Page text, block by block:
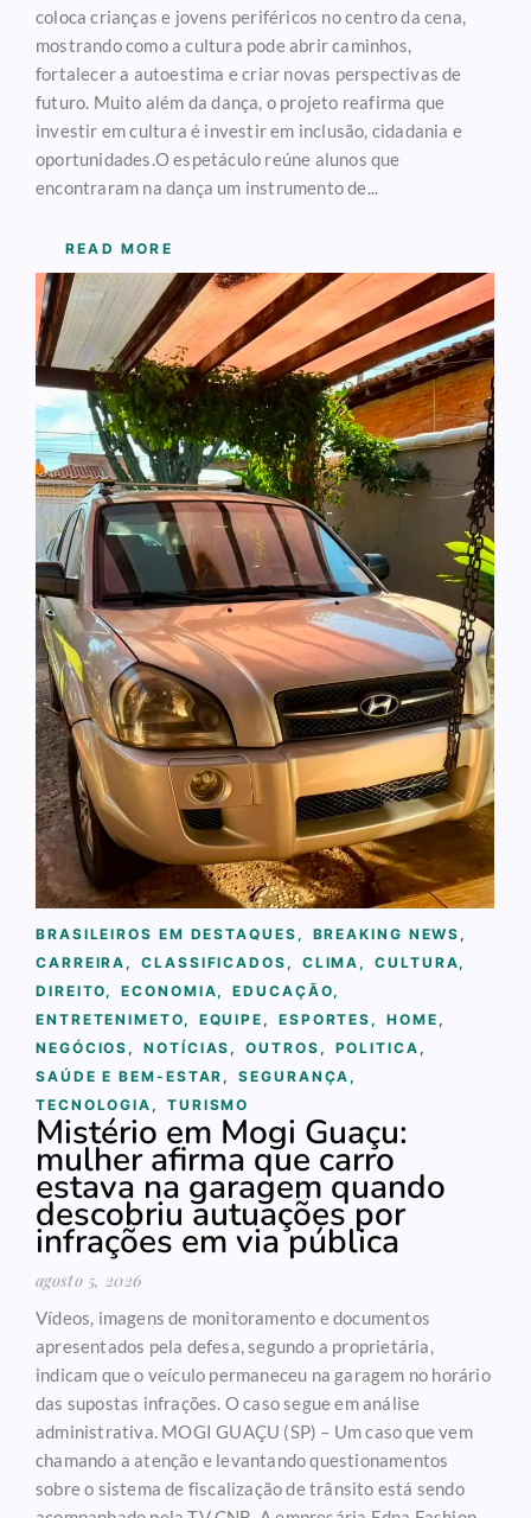
coloca crianças e jovens periféricos no centro da cena,
mostrando como a cultura pode abrir caminhos,
fortalecer a autoestima e criar novas perspectivas de
futuro. Muito além da dança, o projeto reafirma que
investir em cultura é investir em inclusão, cidadania e
oportunidades.O espetáculo reúne alunos que
encontraram na dança um instrumento de...
READ MORE
BRASILEIROS EM DESTAQUES , BREAKING NEWS ,
CARREIRA , CLASSIFICADOS , CLIMA , CULTURA,
DIREITO, ECONOMIA, EDUCAÇÃO,
ENTRETENIMETO, EQUIPE , ESPORTES , HOME ,
NEGÓCIOS , NOTÍCIAS , OUTROS , POLITICA ,
SAÚDE E BEM-ESTAR , SEGURANÇA ,
TECNOLOGIA , TURISMO
Mistério em Mogi Guaçu:
mulher afirma que carro
estava na garagem quando
descobriu autuações por
infrações em via pública
agosto 5, 2026
Vídeos, imagens de monitoramento e documentos
apresentados pela defesa, segundo a proprietária,
indicam que o veículo permaneceu na garagem no horário
das supostas infrações. O caso segue em análise
administrativa. MOGI GUAÇU (SP) – Um caso que vem
chamando a atenção e levantando questionamentos
sobre o sistema de fiscalização de trânsito está sendo